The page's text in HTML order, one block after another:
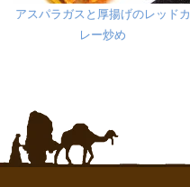
アスパラガスと厚揚げのレッドカ
レー炒め